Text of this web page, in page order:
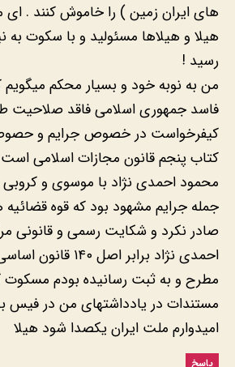
های ایران زمین ) را خاموش کنند . ای
هیلا و هیلاها مسئولید و با سکوت به
رسید !
من به نوبه خود و بسیار محکم میگویم
فاسد جمهوری اسلامی فاقد صلاحیت
کیفرخواست در خصوص جرایم و
کتاب پنجم قانون مجازات اسلامی
محمود احمدی نژاد با موسوی و کروبی
جمله جرایم مشهود بود که قوه
صادر نکرد و شکایت رسمی و قانونی
احمدی نژاد برابر
مطرح و به ثبت رسانیده بودم مسکوت
مستندات در یادداشتهای من در
امیدوارم ملت ایران یکصدا شود هیلا
پاسخ